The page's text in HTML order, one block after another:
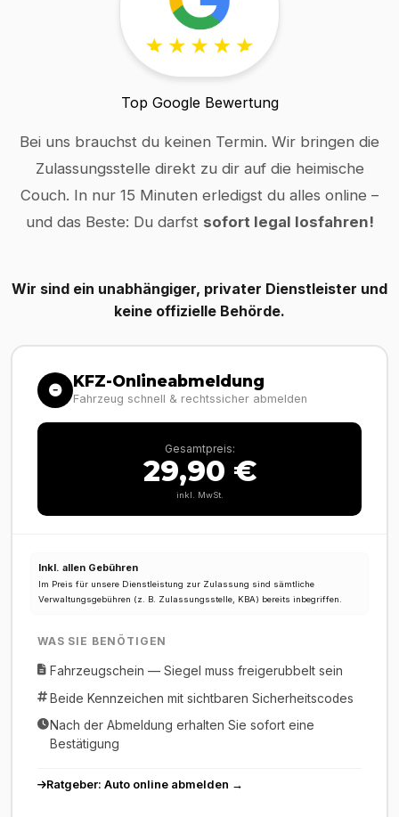
Top Google Bewertung
Bei uns brauchst du keinen Termin. Wir bringen die
Zulassungsstelle direkt zu dir auf die heimische
Couch. In nur 15 Minuten erledigst du alles online –
und das Beste: Du darfst sofort legal losfahren!
Wir sind ein unabhängiger, privater Dienstleister und
keine offizielle Behörde.
KFZ-Onlineabmeldung
Fahrzeug schnell & rechtssicher abmelden
Gesamtpreis:
29,90 €
inkl. MwSt.
Inkl. allen Gebühren
Im Preis für unsere Dienstleistung zur Zulassung sind sämtliche
Verwaltungsgebühren (z. B. Zulassungsstelle, KBA) bereits inbegriffen.
WAS SIE BENÖTIGEN
Fahrzeugschein — Siegel muss freigerubbelt sein
Beide Kennzeichen mit sichtbaren Sicherheitscodes
Nach der Abmeldung erhalten Sie sofort eine
Bestätigung
Ratgeber: Auto online abmelden →